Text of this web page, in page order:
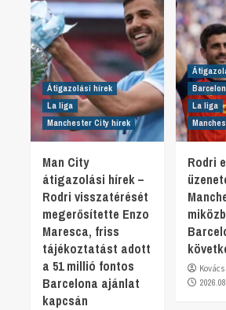
Átigazolási hírek
La liga
Manchester City hírek
Man City
átigazolási hírek –
Rodri visszatérését
megerősítette Enzo
Maresca, friss
tájékoztatást adott
a 51 millió fontos
Barcelona ajánlat
kapcsán
La liga
Rodri